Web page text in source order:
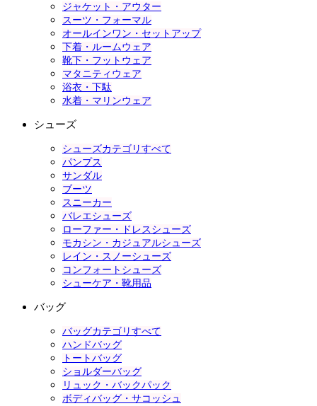
ジャケット・アウター
スーツ・フォーマル
オールインワン・セットアップ
下着・ルームウェア
靴下・フットウェア
マタニティウェア
浴衣・下駄
水着・マリンウェア
シューズ
シューズカテゴリすべて
パンプス
サンダル
ブーツ
スニーカー
バレエシューズ
ローファー・ドレスシューズ
モカシン・カジュアルシューズ
レイン・スノーシューズ
コンフォートシューズ
シューケア・靴用品
バッグ
バッグカテゴリすべて
ハンドバッグ
トートバッグ
ショルダーバッグ
リュック・バックパック
ボディバッグ・サコッシュ